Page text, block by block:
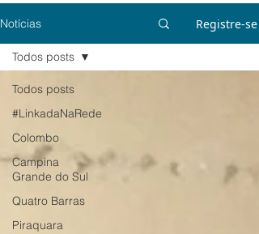
Notícias Registre-se
Todos posts
#LinkadaNaRede
Colombo
Campina
Grande do Sul
Quatro Barras
Piraquara
Todos posts